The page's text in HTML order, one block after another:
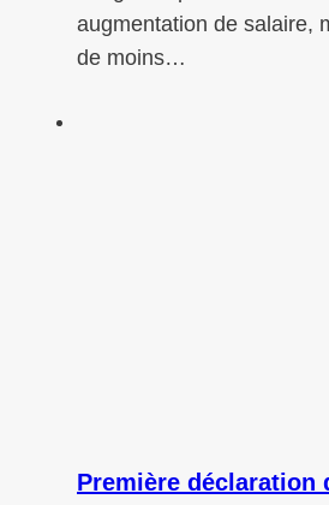
augmentation de salaire,
de moins…
Première déclaration